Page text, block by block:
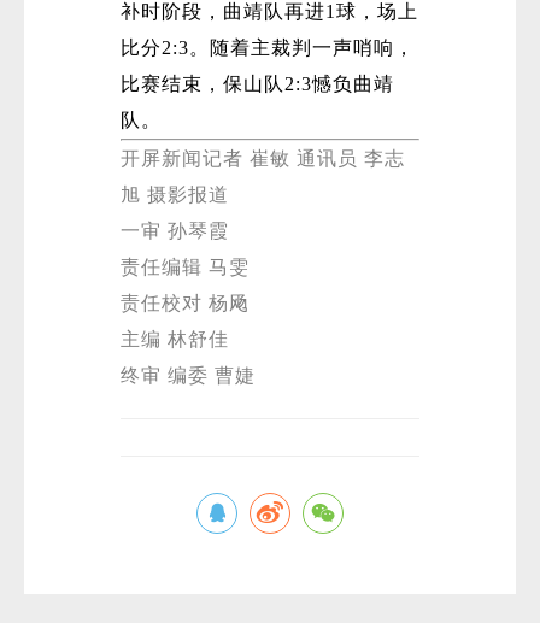
补时阶段，曲靖队再进1球，场上
比分2:3。随着主裁判一声哨响，
比赛结束，保山队2:3憾负曲靖
队。
开屏新闻记者 崔敏 通讯员 李志
旭 摄影报道
一审 孙琴霞
责任编辑 马雯
责任校对 杨飏
主编 林舒佳
终审 编委 曹婕